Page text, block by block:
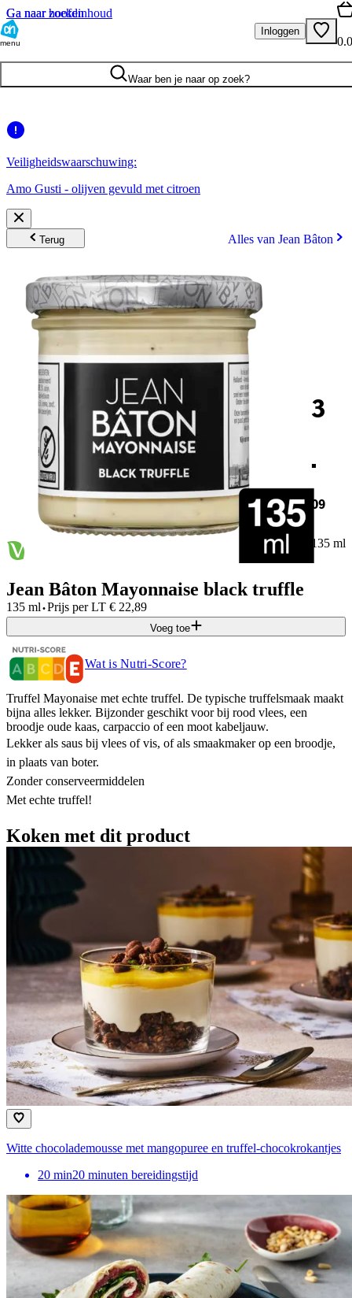
Ga naar hoofdinhoud
Ga naar zoeken
menu
Inloggen
Waar ben je naar op zoek?
Veiligheidswaarschuwing:
Amo Gusti - olijven gevuld met citroen
Terug Alles van Jean Bâton
3
.
09
135 ml
Jean Bâton Mayonnaise black truffle
135 ml·Prijs per LT € 22,89
Voeg toe
Wat is Nutri-Score?
Truffel Mayonaise met echte truffel. De typische truffelsmaak maakt
bijna alles lekker. Bijzonder geschikt voor bij rood vlees, een
broodje oude kaas, carpaccio of een moot kabeljauw.
Lekker als saus bij vlees of vis, of als smaakmaker op een broodje,
in plaats van boter.
Zonder conserveermiddelen
Met echte truffel!
Koken met dit product
Witte chocolademousse met mangopuree en truffel-chocokrokantjes
20 min20 minuten bereidingstijd